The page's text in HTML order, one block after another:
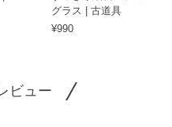
グラス | 古道具
¥990
ビュー